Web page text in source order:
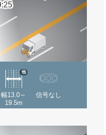
幅13.0～
19.5m
他
信号なし